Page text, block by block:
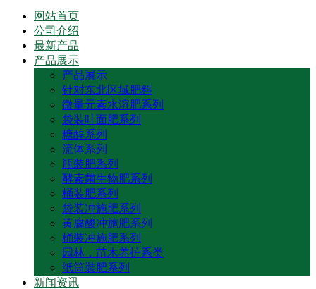
网站首页
公司介绍
最新产品
产品展示
产品展示
针对东北区域肥料
微量元素水溶肥系列
袋装叶面肥系列
糖醇系列
流体系列
瓶装肥系列
酵素菌生物肥系列
桶装肥系列
袋装冲施肥系列
黄腐酸冲施肥系列
桶装冲施肥系列
园林，苗木养护系类
纸筒裝肥系列
新闻资讯